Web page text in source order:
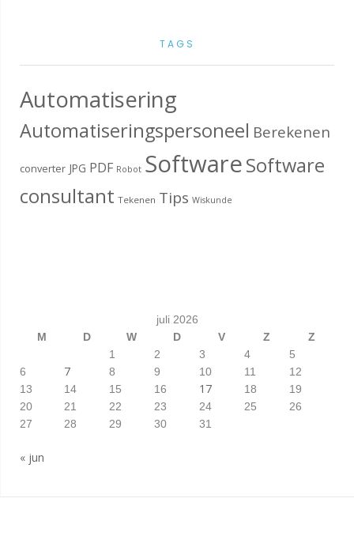
TAGS
Automatisering
Automatiseringspersoneel Berekenen
converter JPG PDF Robot SoftwareSoftware
consultant Tekenen Tips Wiskunde
juli 2026
M
D W D V Z
Z
1
2 3 4
5
6
7 8 9 10 11
12
13
14 15 16 17 18
19
20
21 22 23 24 25
26
27
28 29 30 31
« jun